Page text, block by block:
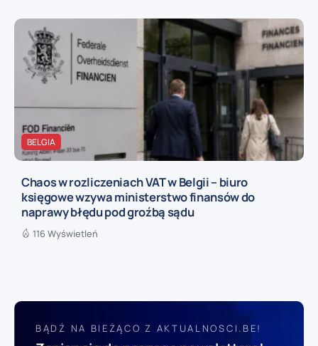
BELGIA
Chaos w rozliczeniach VAT w Belgii – biuro
księgowe wzywa ministerstwo finansów do
naprawy błędu pod groźbą sądu
116 Wyświetleń
BĄDŹ NA BIEŻĄCO Z AKTUALNOSCI.BE!